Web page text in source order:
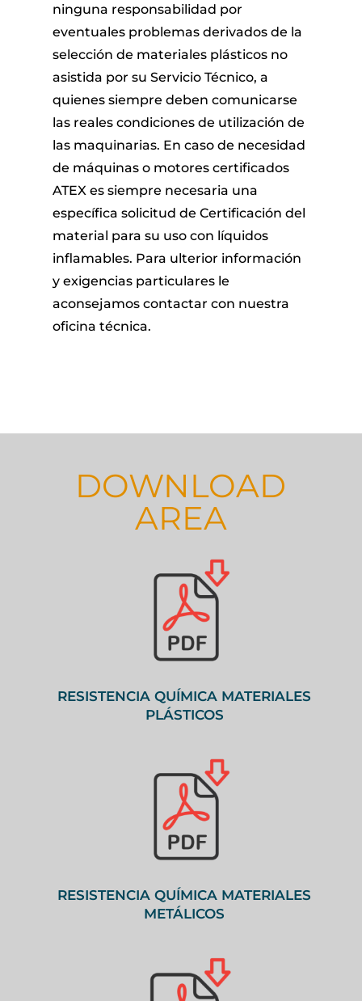
ninguna responsabilidad por
eventuales problemas derivados de la
selección de materiales plásticos no
asistida por su Servicio Técnico, a
quienes siempre deben comunicarse
las reales condiciones de utilización de
las maquinarias. En caso de necesidad
de máquinas o motores certificados
ATEX es siempre necesaria una
específica solicitud de Certificación del
material para su uso con líquidos
inflamables. Para ulterior información
y exigencias particulares le
aconsejamos contactar con nuestra
oficina técnica.
DOWNLOAD
AREA
RESISTENCIA QUÍMICA MATERIALES
PLÁSTICOS
RESISTENCIA QUÍMICA MATERIALES
METÁLICOS